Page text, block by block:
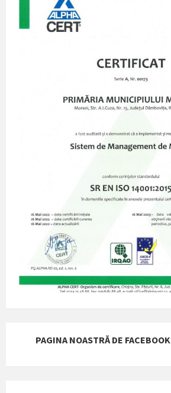
PAGINA NOASTRĂ DE FACEBOOK